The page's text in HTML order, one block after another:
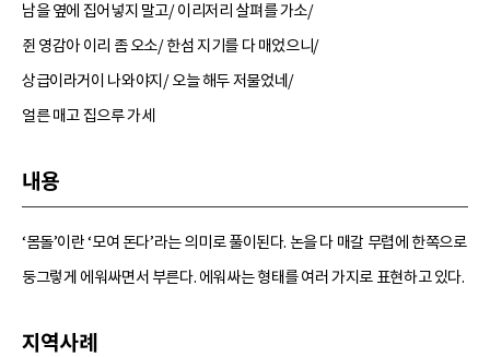
남을 옆에 집어넣지 말고/ 이리저리 살펴를 가소/
쥔 영감아 이리 좀 오소/ 한섬 지기를 다 매었으니/
상급이라거이 나와야지/ 오늘 해두 저물었네/
얼른 매고 집으루 가세
내용
‘몸돌’이란 ‘모여 돈다’라는 의미로 풀이된다. 논을 다 매갈 무렵에 한쪽으로
둥그렇게 에워싸면서 부른다. 에워싸는 형태를 여러 가지로 표현하고 있다.
지역사례